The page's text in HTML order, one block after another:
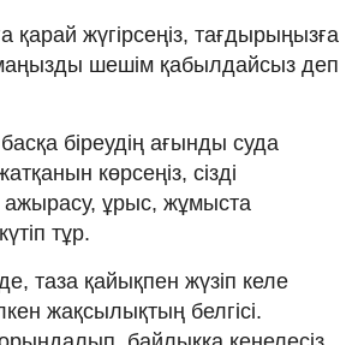
қарай жүгірсеңіз, тағдырыңызға
шешім қабылдайсыз деп
біреудің ағынды суда
көрсеңіз, сізді
ажырасу, ұрыс, жұмыста
тұр.
таза қайықпен жүзіп келе
жақсылықтың белгісі.